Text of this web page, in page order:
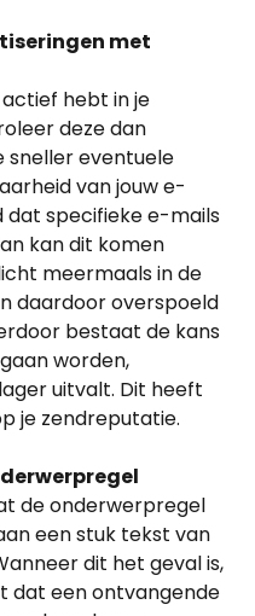
met
hebt in je
deze dan
sneller eventuele
van jouw e-
dat specifieke e-mails
kan dit komen
meermaals in de
daardoor overspoeld
bestaat de kans
worden,
uitvalt. Dit heeft
je zendreputatie.
de onderwerpregel
een stuk tekst van
dit het geval is,
dat een ontvangende